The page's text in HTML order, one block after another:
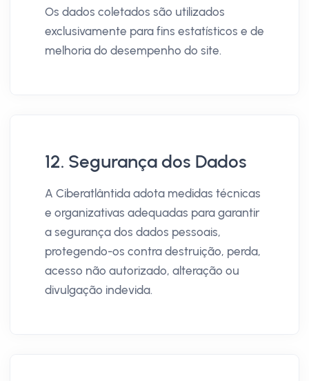
Os dados coletados são utilizados
exclusivamente para fins estatísticos e de
melhoria do desempenho do site.
12. Segurança dos Dados
A Ciberatlântida adota medidas técnicas
e organizativas adequadas para garantir
a segurança dos dados pessoais,
protegendo-os contra destruição, perda,
acesso não autorizado, alteração ou
divulgação indevida.